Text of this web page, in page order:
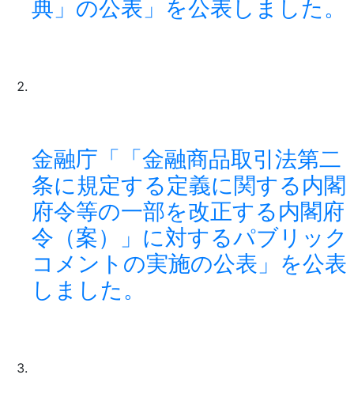
典」の公表」を公表しました。
金融庁「「金融商品取引法第二
条に規定する定義に関する内閣
府令等の一部を改正する内閣府
令（案）」に対するパブリック
コメントの実施の公表」を公表
しました。